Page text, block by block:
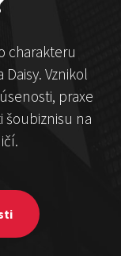
charakteru
Vznikol
praxe
šoubiznisu na